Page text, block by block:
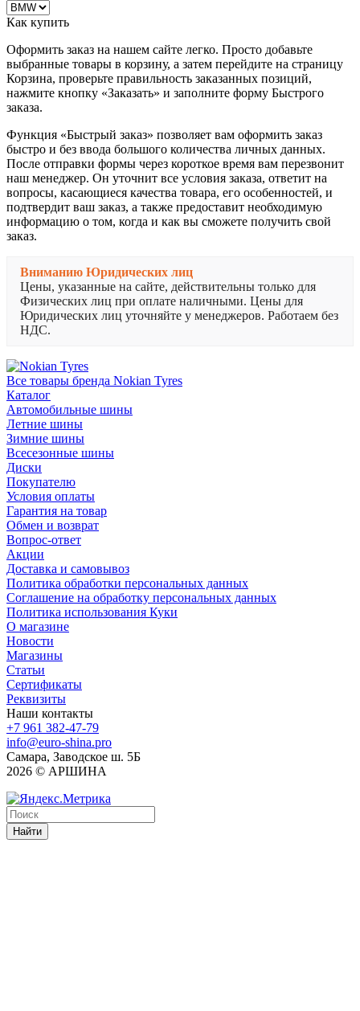
Как купить
Оформить заказ на нашем сайте легко. Просто добавьте
выбранные товары в корзину, а затем перейдите на страницу
Корзина, проверьте правильность заказанных позиций,
нажмите кнопку «Заказать» и заполните форму Быстрого
заказа.
Функция «Быстрый заказ» позволяет вам оформить заказ
быстро и без ввода большого количества личных данных.
После отправки формы через короткое время вам перезвонит
наш менеджер. Он уточнит все условия заказа, ответит на
вопросы, касающиеся качества товара, его особенностей, и
подтвердит ваш заказ, а также предоставит необходимую
информацию о том, когда и как вы сможете получить свой
заказ.
Вниманию Юридических лиц
Цены, указанные на сайте, действительны только для
Физических лиц при оплате наличными. Цены для
Юридических лиц уточняйте у менеджеров. Работаем без
НДС.
Все товары бренда Nokian Tyres
Каталог
Автомобильные шины
Летние шины
Зимние шины
Всесезонные шины
Диски
Покупателю
Условия оплаты
Гарантия на товар
Обмен и возврат
Вопрос-ответ
Акции
Доставка и самовывоз
Политика обработки персональных данных
Соглашение на обработку персональных данных
Политика использования Куки
О магазине
Новости
Магазины
Статьи
Сертификаты
Реквизиты
Наши контакты
+7 961 382-47-79
info@euro-shina.pro
Самара, Заводское ш. 5Б
2026 © АРШИНА
Найти